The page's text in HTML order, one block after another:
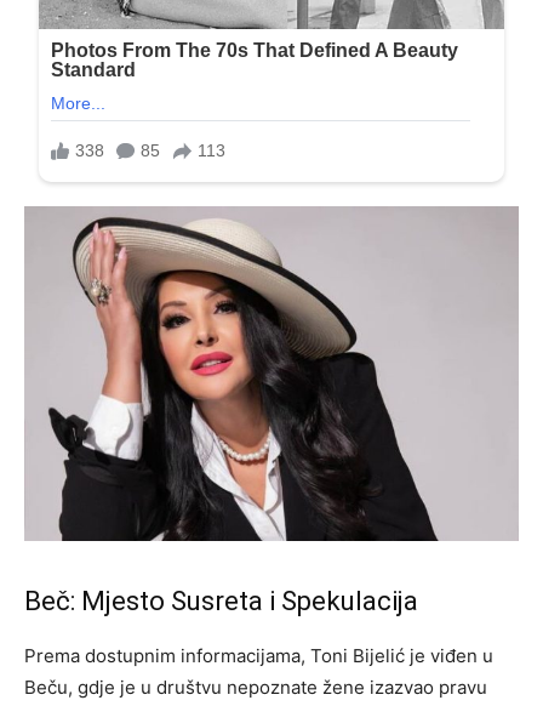
Beč: Mjesto Susreta i Spekulacija
Prema dostupnim informacijama, Toni Bijelić je viđen u
Beču, gdje je u društvu nepoznate žene izazvao pravu